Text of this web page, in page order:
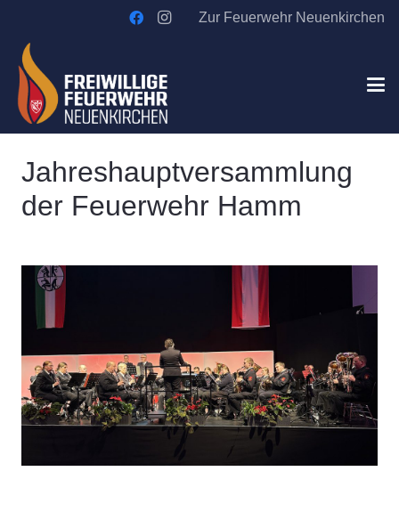
Zur Feuerwehr Neuenkirchen
Jahreshauptversammlung
der Feuerwehr Hamm